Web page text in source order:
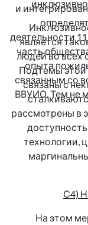
и
деятельности
часть
опыта
связанным со
ВВУИО. Тем не
является
людей во всех
Подтемы
связаны с
рассмотрены в
технологии,
С4)
На этом